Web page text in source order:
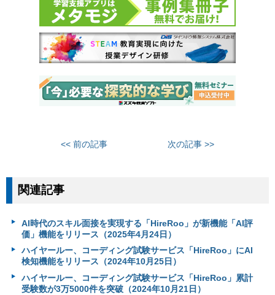
<< 前の記事 次の記事 >>
関連記事
AI時代のスキル面接を実現する「HireRoo」が新機能「AI評
価」機能をリリース（2025年4月24日）
ハイヤールー、コーディング試験サービス「HireRoo」にAI
検知機能をリリース（2024年10月25日）
ハイヤールー、コーディング試験サービス「HireRoo」累計
受験数が3万5000件を突破（2024年10月21日）